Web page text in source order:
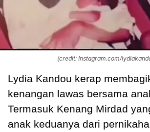
(credit: Instagram.com/
Lydia Kandou kerap
kenangan lawas bersama
Termasuk Kenang Mirdad
anak keduanya dari